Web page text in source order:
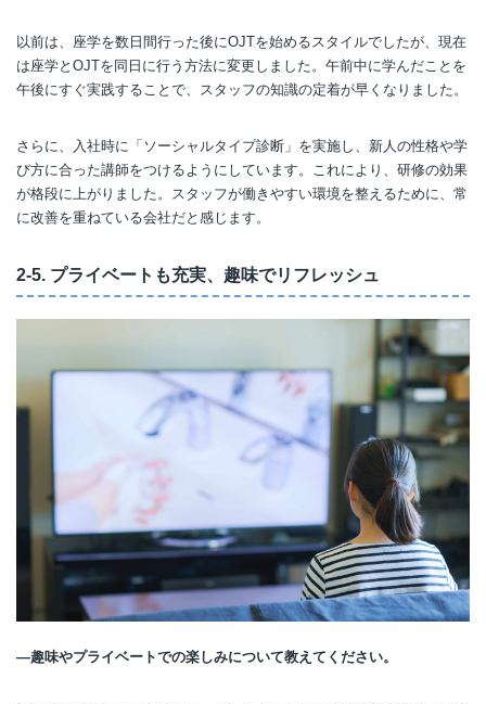
以前は、座学を数日間行った後にOJTを始めるスタイルでしたが、現在
は座学とOJTを同日に行う方法に変更しました。午前中に学んだことを
午後にすぐ実践することで、スタッフの知識の定着が早くなりました。
さらに、入社時に「ソーシャルタイプ診断」を実施し、新人の性格や学
び方に合った講師をつけるようにしています。これにより、研修の効果
が格段に上がりました。スタッフが働きやすい環境を整えるために、常
に改善を重ねている会社だと感じます。
2-5. プライベートも充実、趣味でリフレッシュ
―趣味やプライベートでの楽しみについて教えてください。